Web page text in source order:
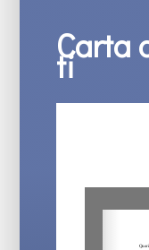
Carta
ti